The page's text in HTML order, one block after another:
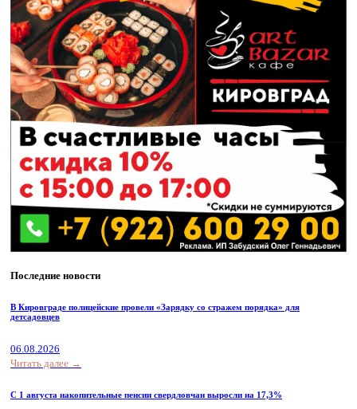
Последние новости
В Кировграде полицейские провели «Зарядку со стражем порядка» для
детсадовцев
06.08.2026
Читать далее →
С 1 августа накопительные пенсии свердловчан выросли на 17,3%